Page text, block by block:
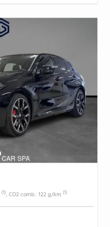
(1), CO2 comb.: 122 g/km (1)